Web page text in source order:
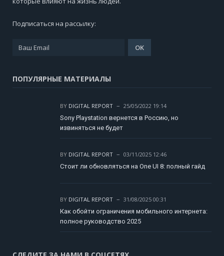
Подписаться на рассылку:
ПОПУЛЯРНЫЕ МАТЕРИАЛЫ
BY DIGITAL REPORT
25/05/2022 19:14
Sony Playstation вернется в Россию, но
извиняться не будет
BY DIGITAL REPORT
03/11/2025 12:46
Стоит ли обновляться на One UI 8: полный гайд
BY DIGITAL REPORT
31/08/2025 00:31
Как обойти ограничения мобильного интернета:
полное руководство 2025